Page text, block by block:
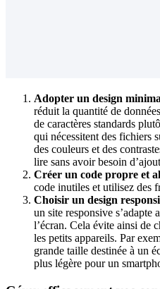
Adopter un design
réduit la quantité de
de caractères standards
qui nécessitent des fichiers
des couleurs et des
lire sans avoir besoin
Créer un code propre et
code inutiles et utilisez des
Choisir un design
un site responsive s’adapte
l’écran. Cela évite ainsi de
les petits appareils. Par
grande taille destinée à un
plus légère pour un